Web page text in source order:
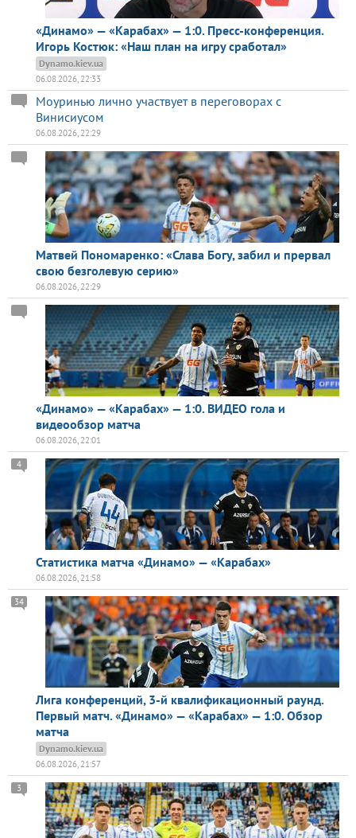
«Динамо» — «Карабах» — 1:0. Пресс-конференция.
Игорь Костюк: «Наш план на игру сработал»
Dynamo.kiev.ua
06.08.2026, 22:33
Моуринью лично участвует в переговорах с
Винисиусом
06.08.2026, 22:29
Матвей Пономаренко: «Слава Богу, забил и прервал
свою безголевую серию»
06.08.2026, 22:29
«Динамо» — «Карабах» — 1:0. ВИДЕО гола и
видеообзор матча
06.08.2026, 22:01
Статистика матча «Динамо» — «Карабах»
4
06.08.2026, 21:58
Лига конференций, 3-й квалификационный раунд.
Первый матч. «Динамо» — «Карабах» — 1:0. Обзор
матча
34
Dynamo.kiev.ua
06.08.2026, 21:57
3